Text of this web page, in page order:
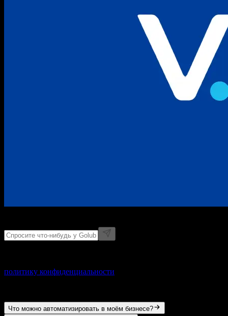
политику конфиденциальности
Что можно автоматизировать в моём бизнесе?